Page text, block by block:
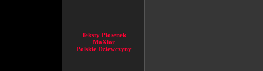
:: Teksty Piosenek ::
:: MaXior ::
:: Polskie Dziewczyny ::